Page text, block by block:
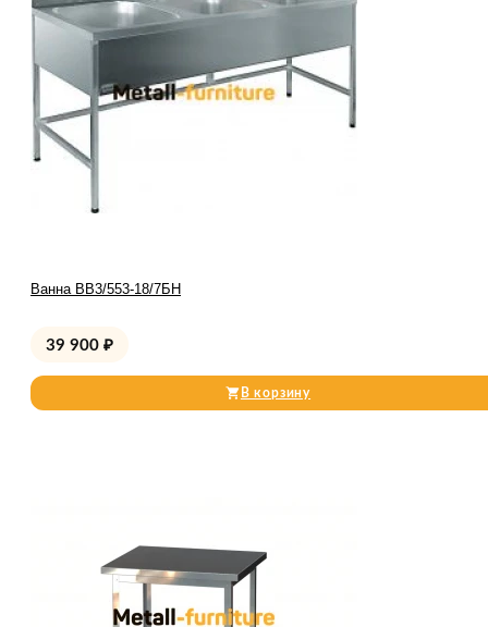
Ванна ВВ3/553-18/7БН
39 900 ₽
В корзину